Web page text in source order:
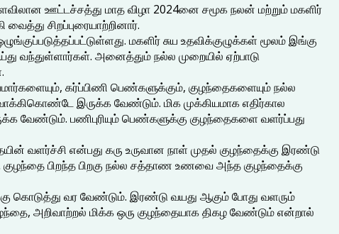
ஊட்டச்சத்து மாத விழா 2024னை சமூக நலன் மற்றும் மகளிர்
சிறப்புரையாற்றினார்.
மகளிர் சுய உதவிக்குழுக்கள் மூலம் இங்கு
வந்துள்ளார்கள். அனைத்தும் நல்ல முறையில் ஏற்பாடு
கர்ப்பிணி பெண்களுக்கும், குழந்தைகளையும் நல்ல
இருக்க வேண்டும். மிக முக்கியமாக எதிர்கால
வேண்டும். பணிபுரியும் பெண்களுக்கு குழந்தைகளை வளர்ப்பது
வளர்ச்சி என்பது கரு உருவான நாள் முதல் குழந்தைக்கு இரண்டு
பிறந்த பிறகு நல்ல சத்தாண உணவை அந்த குழந்தைக்கு
கொடுத்து வர வேண்டும். இரண்டு வயது ஆகும் போது வளரும்
அறிவாற்றல் மிக்க ஒரு குழந்தையாக திகழ வேண்டும் என்றால்